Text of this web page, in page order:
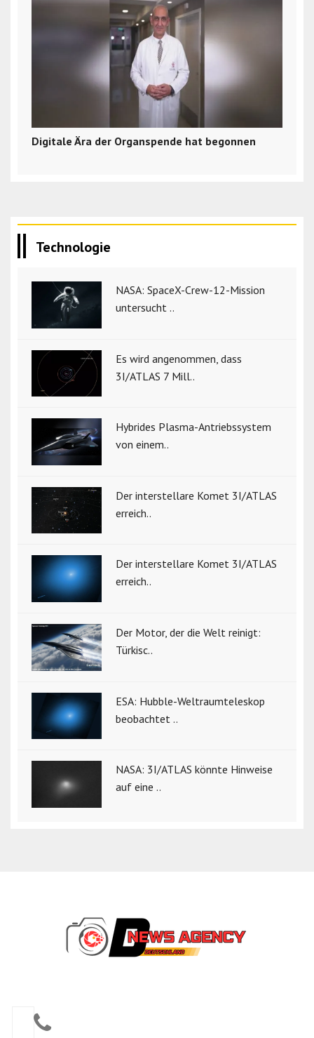
Digitale Ära der Organspende hat begonnen
Technologie
NASA: SpaceX-Crew-12-Mission
untersucht ..
Es wird angenommen, dass
3I/ATLAS 7 Mill..
Hybrides Plasma-Antriebssystem
von einem..
Der interstellare Komet 3I/ATLAS
erreich..
Der interstellare Komet 3I/ATLAS
erreich..
Der Motor, der die Welt reinigt:
Türkisc..
ESA: Hubble-Weltraumteleskop
beobachtet ..
NASA: 3I/ATLAS könnte Hinweise
auf eine ..